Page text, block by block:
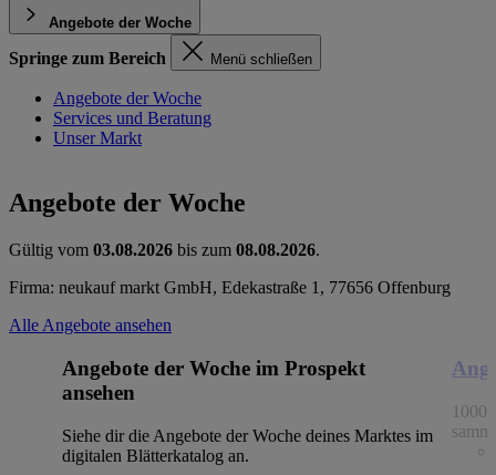
Angebote der Woche
Springe zum Bereich Menü schließen
Angebote der Woche
Services und Beratung
Unser Markt
Angebote der Woche
Gültig vom 03.08.2026 bis zum 08.08.2026.
Firma: neukauf markt GmbH, Edekastraße 1, 77656 Offenburg
Alle Angebote ansehen
Angebote der Woche im Prospekt
ansehen
Siehe dir die Angebote der Woche deines Marktes im
digitalen Blätterkatalog an.
1000